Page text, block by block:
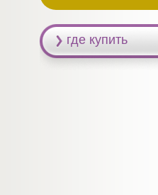
где купить